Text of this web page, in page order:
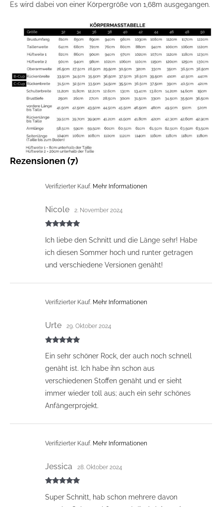
Es wird dabei von einer Körpergröße von 1,68m ausgegangen.
Rezensionen (7)
5von 5
Nicole 2. November 2024
Ich liebe den Schnitt und die Länge sehr! Habe
ich diesen Sommer hoch und runter getragen
und verschiedene Versionen genäht!
Verifizierter Kauf. Mehr Informationen
5von 5
Urte 29. Oktober 2024
Ein sehr schöner Rock, der auch noch schnell
genäht ist. Ich habe ihn schon aus
verschiedenen Stoffen genäht und er sieht
immer wieder toll aus; auch ein sehr schönes
Anfängerprojekt.
Verifizierter Kauf. Mehr Informationen
5von 5
Jessica 28. Oktober 2024
Super Schnitt, hab schon mehrere davon
Verifizierter Kauf. Mehr Informationen